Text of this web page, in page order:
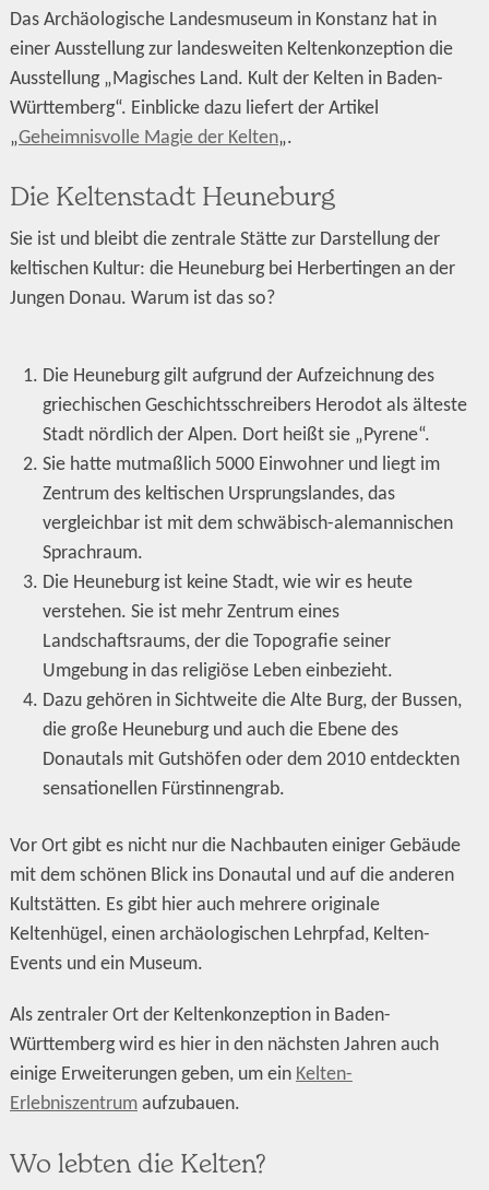
Das Archäologische Landesmuseum in Konstanz hat in
einer Ausstellung zur landesweiten Keltenkonzeption die
Ausstellung „Magisches Land. Kult der Kelten in Baden-
Württemberg“. Einblicke dazu liefert der Artikel
„Geheimnisvolle Magie der Kelten„.
Die Keltenstadt Heuneburg
Sie ist und bleibt die zentrale Stätte zur Darstellung der
keltischen Kultur: die Heuneburg bei Herbertingen an der
Jungen Donau. Warum ist das so?
Die Heuneburg gilt aufgrund der Aufzeichnung des
griechischen Geschichtsschreibers Herodot als älteste
Stadt nördlich der Alpen. Dort heißt sie „Pyrene“.
Sie hatte mutmaßlich 5000 Einwohner und liegt im
Zentrum des keltischen Ursprungslandes, das
vergleichbar ist mit dem schwäbisch-alemannischen
Sprachraum.
Die Heuneburg ist keine Stadt, wie wir es heute
verstehen. Sie ist mehr Zentrum eines
Landschaftsraums, der die Topografie seiner
Umgebung in das religiöse Leben einbezieht.
Dazu gehören in Sichtweite die Alte Burg, der Bussen,
die große Heuneburg und auch die Ebene des
Donautals mit Gutshöfen oder dem 2010 entdeckten
sensationellen Fürstinnengrab.
Vor Ort gibt es nicht nur die Nachbauten einiger Gebäude
mit dem schönen Blick ins Donautal und auf die anderen
Kultstätten. Es gibt hier auch mehrere originale
Keltenhügel, einen archäologischen Lehrpfad, Kelten-
Events und ein Museum.
Als zentraler Ort der Keltenkonzeption in Baden-
Württemberg wird es hier in den nächsten Jahren auch
einige Erweiterungen geben, um ein Kelten-
Erlebniszentrumaufzubauen.
Wo lebten die Kelten?